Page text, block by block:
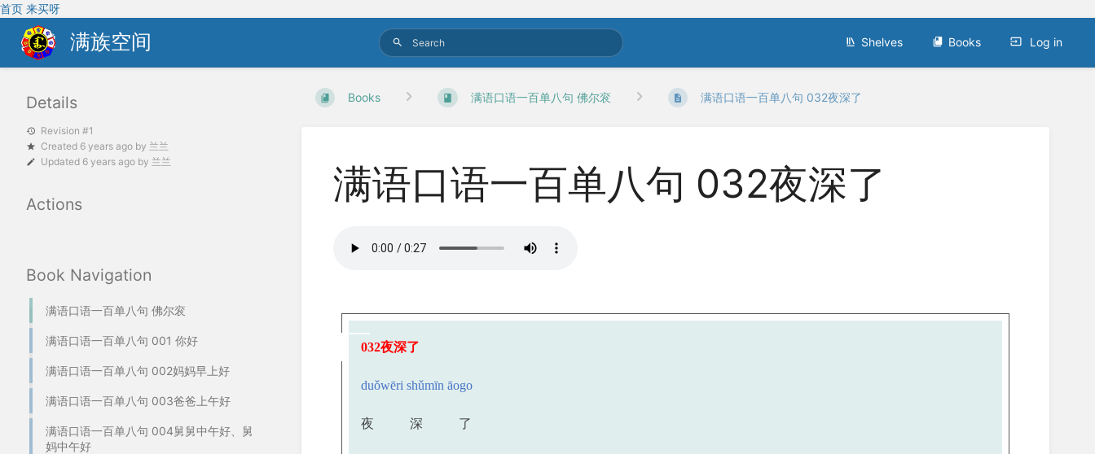
首页 来买呀
满族空间 Shelves Books Log in
Book Navigation
满语口语一百单八句 佛尔衮
满语口语一百单八句 001 你好
满语口语一百单八句 002妈妈早上好
满语口语一百单八句 003爸爸上午好
满语口语一百单八句 004舅舅中午好、舅
妈中午好
Books 满语口语一百单八句 佛尔衮 满语口语一百单八句 032夜深了
满语口语一百单八句 032夜深了
032夜深了
duǒwēri shǔmīn āogo
夜 深 了
Details
Revision #1
Created 6 years ago by 兰兰
Updated 6 years ago by 兰兰
Actions